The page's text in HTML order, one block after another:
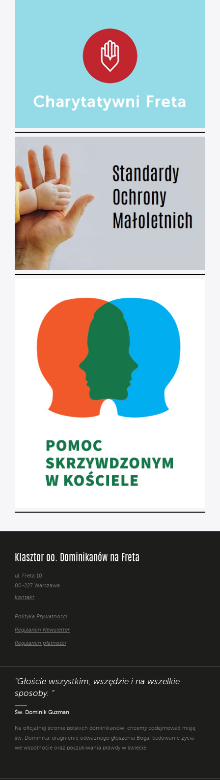
Klasztor oo. Dominikanów na Freta
ul. Freta 10
00-227 Warszawa
kontakt
Polityka Prywatności
Regulamin Newsletter
Regulamin płatności
"Głoście wszystkim, wszędzie i na wszelkie
sposoby. "
Św. Dominik Guzman
Na oficjalnej stronie polskich dominikanów, chcemy podejmować misję
św. Dominika: pragnienie odważnego głoszenia Boga, budowanie życia
we wspólnocie oraz poszukiwania prawdy w świecie.